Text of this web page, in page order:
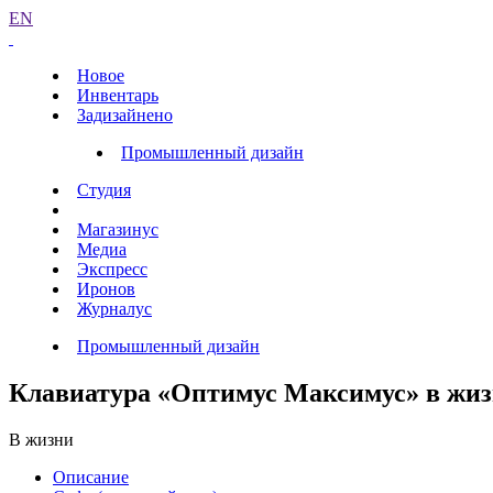
EN
Новое
Инвентарь
Задизайнено
Промышленный дизайн
Студия
Магазинус
Медиа
Экспресс
Иронов
Журналус
Промышленный дизайн
Клавиатура «Оптимус Максимус» в
В жизни
Описание